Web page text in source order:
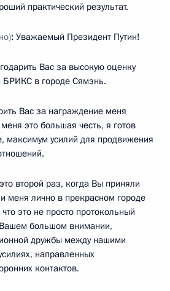
практический результат.
: Уважаемый Президент Путин!
Вас за высокую оценку
БРИКС в городе Сямэнь.
Вас за награждение меня
это большая честь, я готов
максимум усилий для продвижения
второй раз, когда Вы приняли
меня лично в прекрасном городе
это не просто протокольный
Вашем большом внимании,
дружбы между нашими
направленных
контактов.